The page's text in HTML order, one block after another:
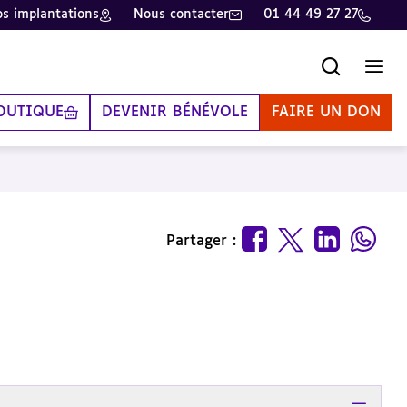
implantations Nous contacter 01 44 49 27 27
DEVENIR BÉNÉVOLE FAIRE UN DON
Partager :